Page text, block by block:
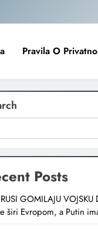
Pravila O
Posts
GOMILAJU
širi Evropom, a Putin